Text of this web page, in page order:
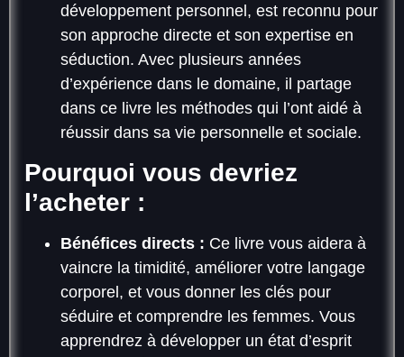
développement personnel, est reconnu pour
son approche directe et son expertise en
séduction. Avec plusieurs années
d’expérience dans le domaine, il partage
dans ce livre les méthodes qui l’ont aidé à
réussir dans sa vie personnelle et sociale.
Pourquoi vous devriez
l’acheter :
Bénéfices directs : Ce livre vous aidera à
vaincre la timidité, améliorer votre langage
corporel, et vous donner les clés pour
séduire et comprendre les femmes. Vous
apprendrez à développer un état d’esprit